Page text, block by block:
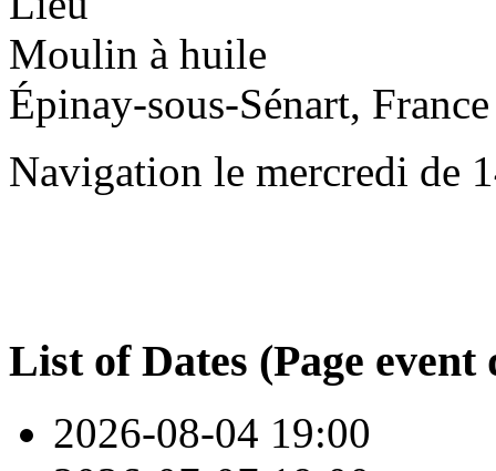
Moulin à huile
Épinay-sous-Sénart, France
Navigation le mercredi de
List of Dates (Page event
2026-08-04 19:00